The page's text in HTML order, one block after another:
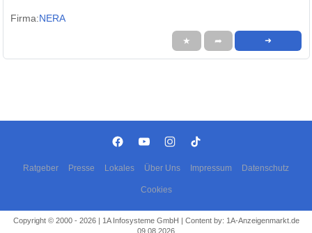
Firma:NERA
★ ➦ ➜
Ratgeber Presse Lokales Über Uns Impressum Datenschutz
Cookies
Copyright © 2000 - 2026 | 1A Infosysteme GmbH | Content by: 1A-Anzeigenmarkt.de
09.08.2026